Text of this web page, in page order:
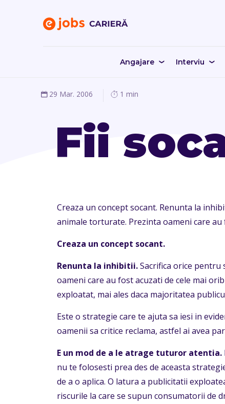
Angajare Interviu
29 Mar. 2006 1 min
Fii
Creaza un concept socant. Renunta la
animale torturate. Prezinta oameni care
Creaza un concept socant.
Renunta la inhibitii.Sacrifica orice pentru
oameni care au fost acuzati de cele mai
exploatat, mai ales daca majoritatea
Este o strategie care te ajuta sa iesi in
oamenii sa critice reclama, astfel ai avea
E un mod de a le atrage tuturor atentia.
nu te folosesti prea des de aceasta
de a o aplica. O latura a publicitatii
riscurile la care se supun consumatorii de